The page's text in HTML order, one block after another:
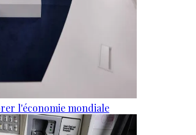
l'économie mondiale